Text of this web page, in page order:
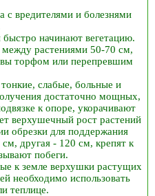
с вредителями и болезнями
начинают вегетацию.
растениями 50-70 см,
торфом или перепревшим
слабые, больные и
достаточно мощных,
к опоре, укорачивают
верхушечный рост растений
обрезки для поддержания
другая - 120 см, крепят к
побеги.
к земле верхушки растущих
необходимо использовать
теплице.